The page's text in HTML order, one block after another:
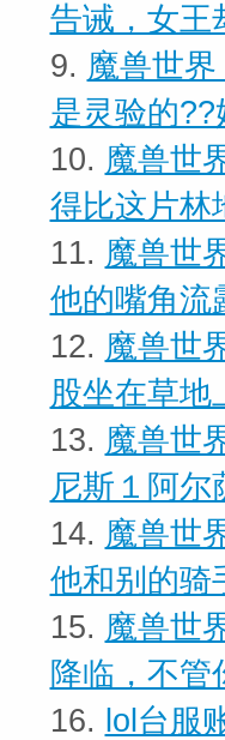
告诫，女王
9. 魔兽世
是灵验的??
10. 魔兽世
得比这片林
11. 魔兽世
他的嘴角流
12. 魔兽世
股坐在草地
13. 魔兽世
尼斯１阿尔
14. 魔兽世
他和别的骑
15. 魔兽世
降临，不管
16. lol台服